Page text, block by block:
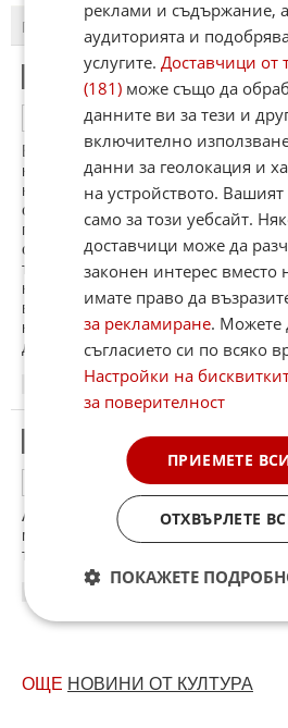
гост
ОТГОВОР
Е..ти и нагласената работа.
когато другарите от ЦК на БКП
народа. Как може да се налага
сме демократична държава. Тези
представят България . Как без
сценаристи,продуценти и сигурно
телевизията ще взимат решение.
на този конкурс ,нямаме нищо
виещи роми,то не бяха гейове.Това
които ще ни представят пред
да не изпращаме никой,стига сме
11.02.2013
ама, как?
Ама, как, бе, що не пратите пак
мятащ диво гюбеци, дето е ръгнал
твари.
ОЩЕ НОВИНИ ОТ КУЛТУРА
реклами и съдържание,
аудиторията и
услугите.Доставчици от
(181) може също да
данните ви за тези и
включително
данни за геолокация и
на устройството.
само за този уебсайт.
доставчици може да
законен интерес вместо
имате право да
за рекламиране. Можете
съгласието си по всяко
Настройки на
за поверителност
ПРИЕМЕТЕ
ОТХВЪРЛЕТЕ
ПОКАЖЕТЕ